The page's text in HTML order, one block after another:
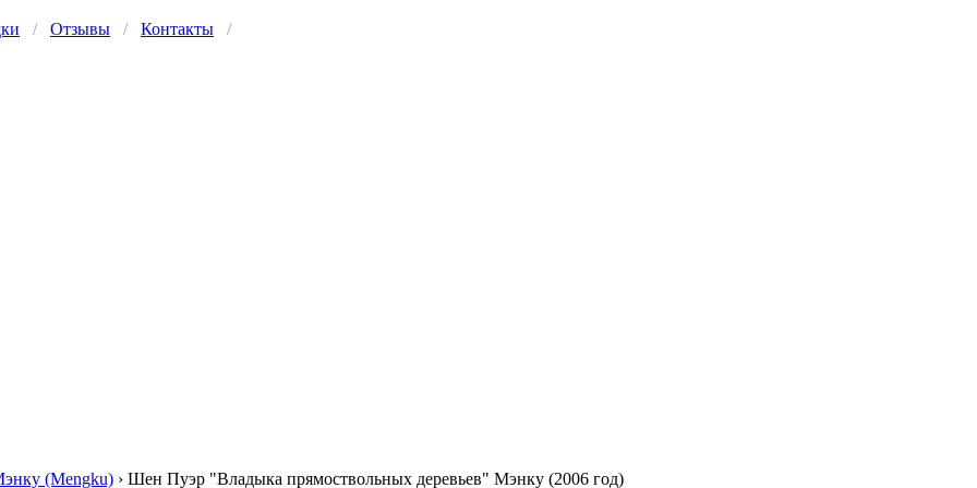
/ Отзывы / Контакты /
(Mengku) › Шен Пуэр "Владыка прямоствольных деревьев" Мэнку (2006 год)